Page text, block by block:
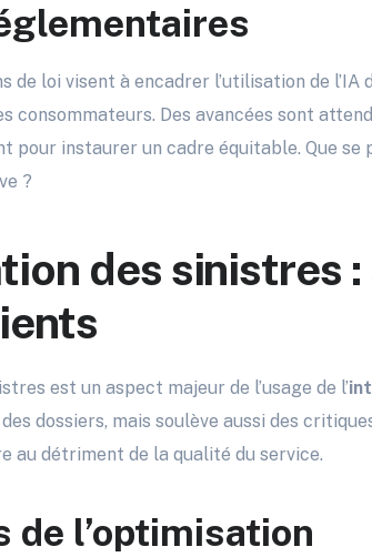
de loi visent à encadrer l’utilisation de l’IA
consommateurs. Des avancées sont
pour instaurer un cadre équitable. Que
?
des sinistres
est un aspect majeur de l’usage de l’
dossiers, mais soulève aussi des
au détriment de la qualité du service.
de l’optimisation